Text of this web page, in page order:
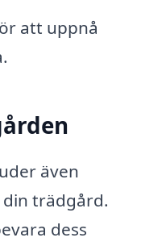
att uppnå
även
trädgård.
dess